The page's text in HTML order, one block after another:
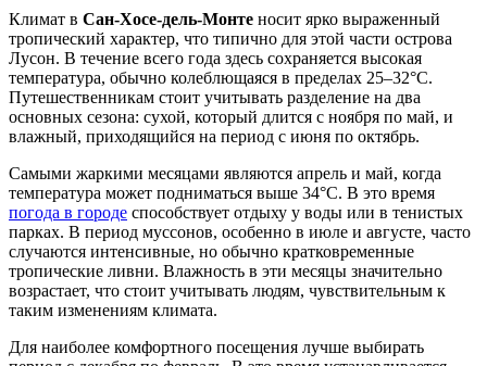
Климат в Сан-Хосе-дель-Монте носит ярко выраженный
тропический характер, что типично для этой части острова
Лусон. В течение всего года здесь сохраняется высокая
температура, обычно колеблющаяся в пределах 25–32°C.
Путешественникам стоит учитывать разделение на два
основных сезона: сухой, который длится с ноября по май, и
влажный, приходящийся на период с июня по октябрь.
Самыми жаркими месяцами являются апрель и май, когда
температура может подниматься выше 34°C. В это время
погода в городе способствует отдыху у воды или в тенистых
парках. В период муссонов, особенно в июле и августе, часто
случаются интенсивные, но обычно кратковременные
тропические ливни. Влажность в эти месяцы значительно
возрастает, что стоит учитывать людям, чувствительным к
таким изменениям климата.
Для наиболее комфортного посещения лучше выбирать